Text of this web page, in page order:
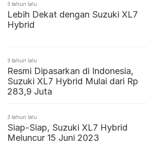
3 tahun lalu
Lebih Dekat dengan Suzuki XL7
Hybrid
3 tahun lalu
Resmi Dipasarkan di Indonesia,
Suzuki XL7 Hybrid Mulai dari Rp
283,9 Juta
3 tahun lalu
Siap-Siap, Suzuki XL7 Hybrid
Meluncur 15 Juni 2023